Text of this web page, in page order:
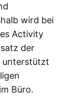
wird bei
Activity
der
unterstützt
Büro.